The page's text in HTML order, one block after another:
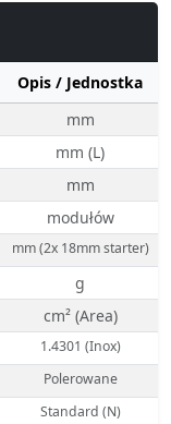
Opis / Jednostka
mm
mm (L)
mm
modułów
mm (2x 18mm starter)
g
cm² (Area)
1.4301 (Inox)
Polerowane
Standard (N)